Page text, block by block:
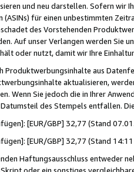
und neu darstellen. Sofern wir
für einen unbestimmten
des Vorstehenden
Auf unser Verlangen werden Sie
oder nutzt, damit wir Ihre
Produktwerbungsinhalte aus
aktualisieren,
Wenn Sie jedoch die in Ihrer
des Stempels entfallen.
[EUR/GBP] 32,77 (Stand
[EUR/GBP] 32,77 (Stand
Haftungsausschluss entweder
oder ein sonstiges